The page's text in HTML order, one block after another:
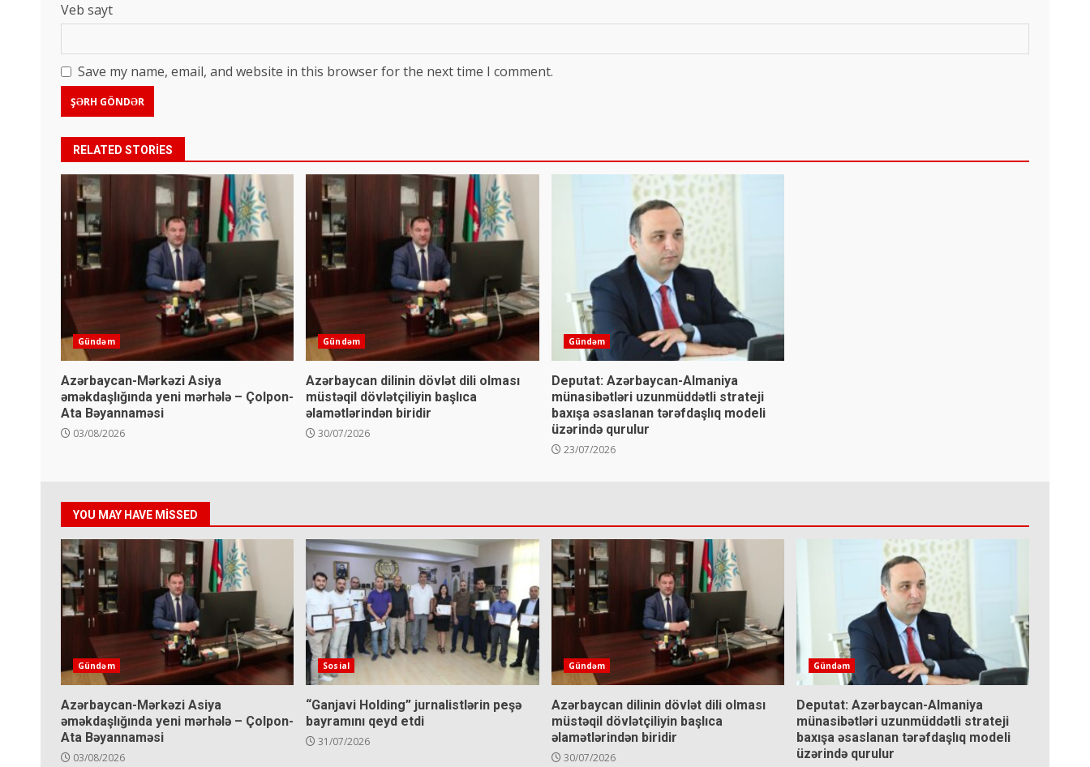
Veb sayt
Save my name, email, and website in this browser for the next time I comment.
RELATED STORIES
Gündəm
Azərbaycan-Mərkəzi Asiya
əməkdaşlığında yeni mərhələ – Çolpon-
Ata Bəyannaməsi
03/08/2026
Gündəm
Azərbaycan dilinin dövlət dili olması
müstəqil dövlətçiliyin başlıca
əlamətlərindən biridir
30/07/2026
Gündəm
Deputat: Azərbaycan-Almaniya
münasibətləri uzunmüddətli strateji
baxışa əsaslanan tərəfdaşlıq modeli
üzərində qurulur
23/07/2026
YOU MAY HAVE MISSED
Gündəm
Azərbaycan-Mərkəzi Asiya
əməkdaşlığında yeni mərhələ – Çolpon-
Ata Bəyannaməsi
03/08/2026
Sosial
“Ganjavi Holding” jurnalistlərin peşə
bayramını qeyd etdi
31/07/2026
Gündəm
Azərbaycan dilinin dövlət dili olması
müstəqil dövlətçiliyin başlıca
əlamətlərindən biridir
30/07/2026
Gündəm
Deputat: Azərbaycan-Almaniya
münasibətləri uzunmüddətli strateji
baxışa əsaslanan tərəfdaşlıq modeli
üzərində qurulur